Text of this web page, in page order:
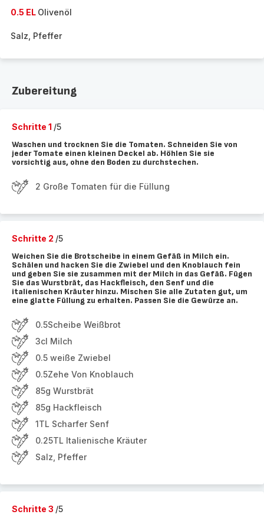
0.5 EL Olivenöl
Salz, Pfeffer
Zubereitung
Schritte 1 /5
Waschen und trocknen Sie die Tomaten. Schneiden Sie von
jeder Tomate einen kleinen Deckel ab. Höhlen Sie sie
vorsichtig aus, ohne den Boden zu durchstechen.
2 Große Tomaten für die Füllung
Schritte 2 /5
Weichen Sie die Brotscheibe in einem Gefäß in Milch ein.
Schälen und hacken Sie die Zwiebel und den Knoblauch fein
und geben Sie sie zusammen mit der Milch in das Gefäß. Fügen
Sie das Wurstbrät, das Hackfleisch, den Senf und die
italienischen Kräuter hinzu. Mischen Sie alle Zutaten gut, um
eine glatte Füllung zu erhalten. Passen Sie die Gewürze an.
0.5Scheibe Weißbrot
3cl Milch
0.5 weiße Zwiebel
0.5Zehe Von Knoblauch
85g Wurstbrät
85g Hackfleisch
1TL Scharfer Senf
0.25TL Italienische Kräuter
Salz, Pfeffer
Schritte 3 /5